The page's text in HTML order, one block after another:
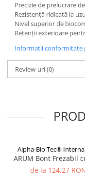
Disc Titan Biostar
Disc PMMA Biostar
Pmma Multilayer A-D
dds zirconia® t
Disc Nano Compozit
hs-opaque
Echipamente Laborator
Precizie de prelucrare
Rezistență ridicată la
Nivel superior de
Retenții exterioare
Informatii conformitate
Review-uri(0)
Alpha-Bio Tec®
ARUM Bont Frezabil
de la 124,27